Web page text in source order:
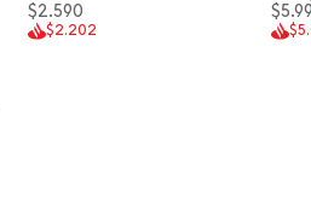
$2.590
$2.202